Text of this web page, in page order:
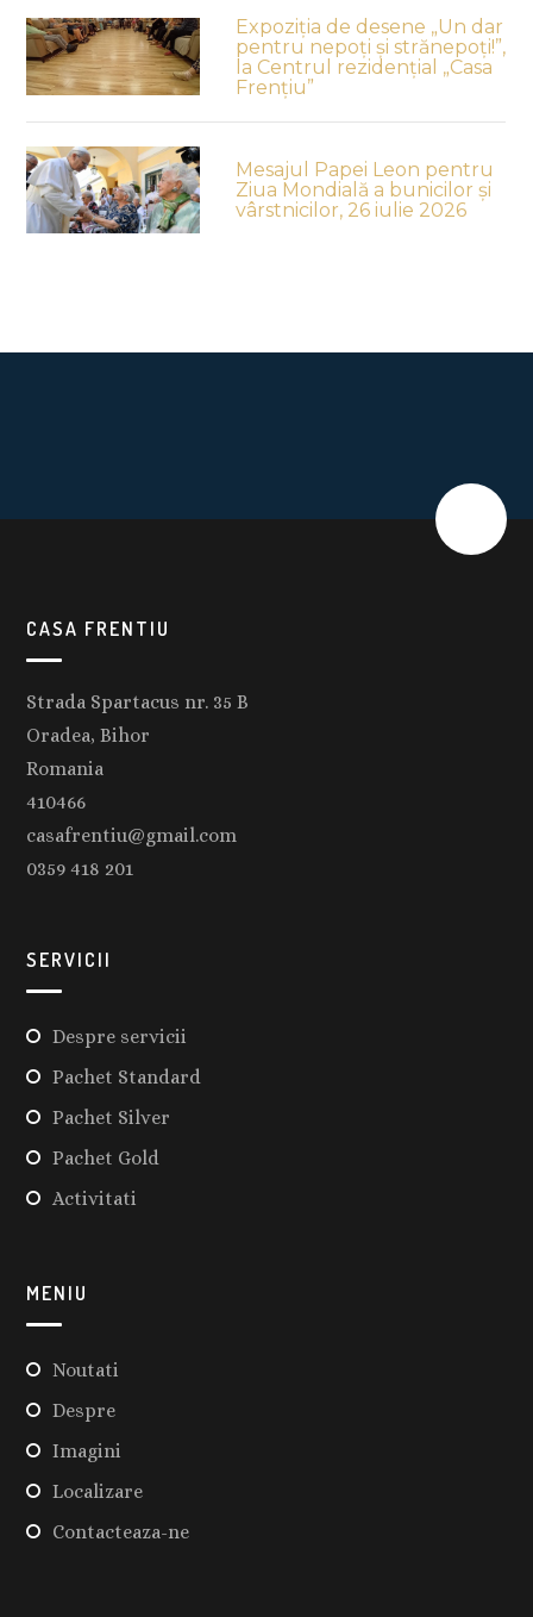
Expoziția de desene „Un dar
pentru nepoți și strănepoți!”,
la Centrul rezidențial „Casa
Frențiu”
Mesajul Papei Leon pentru
Ziua Mondială a bunicilor și
vârstnicilor, 26 iulie 2026
CASA FRENTIU
Strada Spartacus nr. 35 B
Oradea, Bihor
Romania
410466
casafrentiu@gmail.com
0359 418 201
SERVICII
Despre servicii
Pachet Standard
Pachet Silver
Pachet Gold
Activitati
MENIU
Noutati
Despre
Imagini
Localizare
Contacteaza-ne